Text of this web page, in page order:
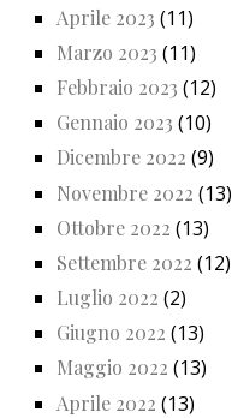
Aprile 2023 (11)
Marzo 2023 (11)
Febbraio 2023 (12)
Gennaio 2023 (10)
Dicembre 2022 (9)
Novembre 2022 (13)
Ottobre 2022 (13)
Settembre 2022 (12)
Luglio 2022 (2)
Giugno 2022 (13)
Maggio 2022 (13)
Aprile 2022 (13)